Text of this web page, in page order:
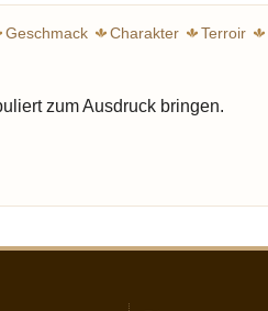
Geschmack Charakter Terroir
zum Ausdruck bringen.